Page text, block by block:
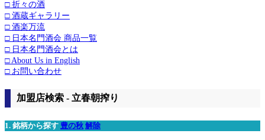
□ 折々の酒
□ 酒蔵ギャラリー
□ 酒楽万流
□ 日本名門酒会 商品一覧
□ 日本名門酒会とは
□ About Us in English
□ お問い合わせ
加盟店検索 - 立春朝搾り
1. 銘柄から探す 豊の秋 解除